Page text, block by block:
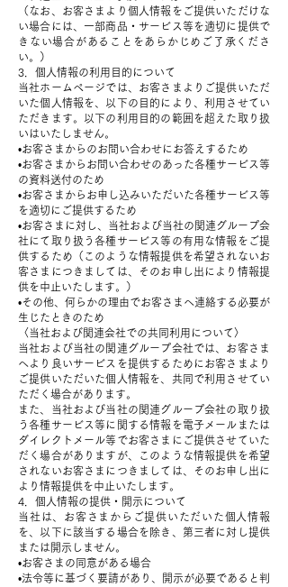
（なお、お客さまより個人情報をご提供いただけな
い場合には、一部商品・サービス等を適切に提供で
きない場合があることをあらかじめご了承くださ
い。）
3．個人情報の利用目的について
当社ホームページでは、お客さまよりご提供いただ
いた個人情報を、以下の目的により、利用させてい
ただきます。以下の利用目的の範囲を超えた取り扱
いはいたしません。
•お客さまからのお問い合わせにお答えするため
•お客さまからお問い合わせのあった各種サービス等
の資料送付のため
•お客さまからお申し込みいただいた各種サービス等
を適切にご提供するため
•お客さまに対し、当社および当社の関連グループ会
社にて取り扱う各種サービス等の有用な情報をご提
供するため（このような情報提供を希望されないお
客さまにつきましては、そのお申し出により情報提
供を中止いたします。）
•その他、何らかの理由でお客さまへ連絡する必要が
生じたときのため
〈当社および関連会社での共同利用について〉
当社および当社の関連グループ会社では、お客さま
へより良いサービスを提供するためにお客さまより
ご提供いただいた個人情報を、共同で利用させてい
ただく場合があります。
また、当社および当社の関連グループ会社の取り扱
う各種サービス等に関する情報を電子メールまたは
ダイレクトメール等でお客さまにご提供させていた
だく場合がありますが、このような情報提供を希望
されないお客さまにつきましては、そのお申し出に
より情報提供を中止いたします。
4．個人情報の提供・開示について
当社は、お客さまからご提供いただいた個人情報
を、以下に該当する場合を除き、第三者に対し提供
または開示しません。
•お客さまの同意がある場合
•法令等に基づく要請があり、開示が必要であると判